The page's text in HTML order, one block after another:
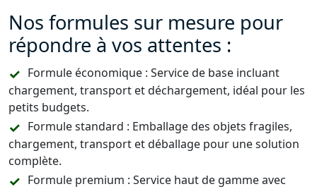
Nos formules sur mesure pour
répondre à vos attentes :
Formule économique : Service de base incluant
chargement, transport et déchargement, idéal pour les
petits budgets.
Formule standard : Emballage des objets fragiles,
chargement, transport et déballage pour une solution
complète.
Formule premium : Service haut de gamme avec